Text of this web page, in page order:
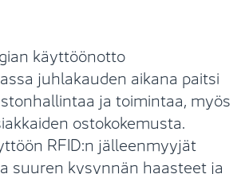
käyttöönotto
juhlakauden aikana paitsi
ja toimintaa, myös
ostokokemusta.
RFID:n jälleenmyyjät
suuren kysynnän haasteet ja